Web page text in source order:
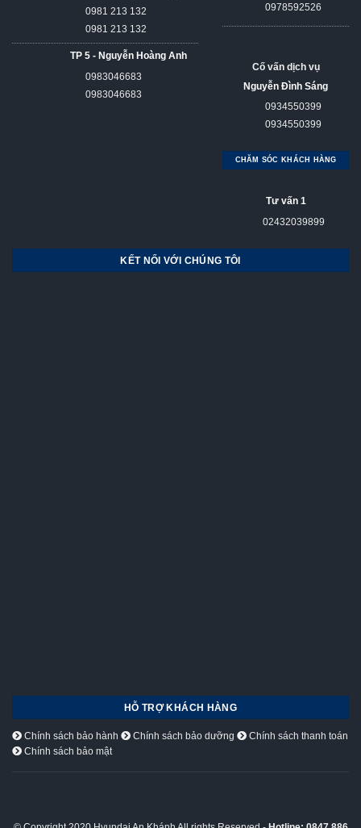
0981 213 132
0981 213 132
TP 5 - Nguyễn Hoàng Anh
0983046683
0983046683
0978592526
Cố vấn dịch vụ
Nguyễn Đình Sáng
0934550399
0934550399
CHĂM SÓC KHÁCH HÀNG
Tư vấn 1
02432039899
KẾT NỐI VỚI CHÚNG TÔI
HỖ TRỢ KHÁCH HÀNG
Chính sách bảo hành Chính sách bảo dưỡng
Chính sách thanh toán
Chính sách bảo mật